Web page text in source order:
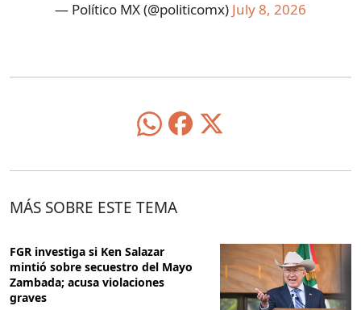
— Político MX (@politicomx) July 8, 2026
MÁS SOBRE ESTE TEMA
FGR investiga si Ken Salazar
mintió sobre secuestro del Mayo
Zambada; acusa violaciones
graves